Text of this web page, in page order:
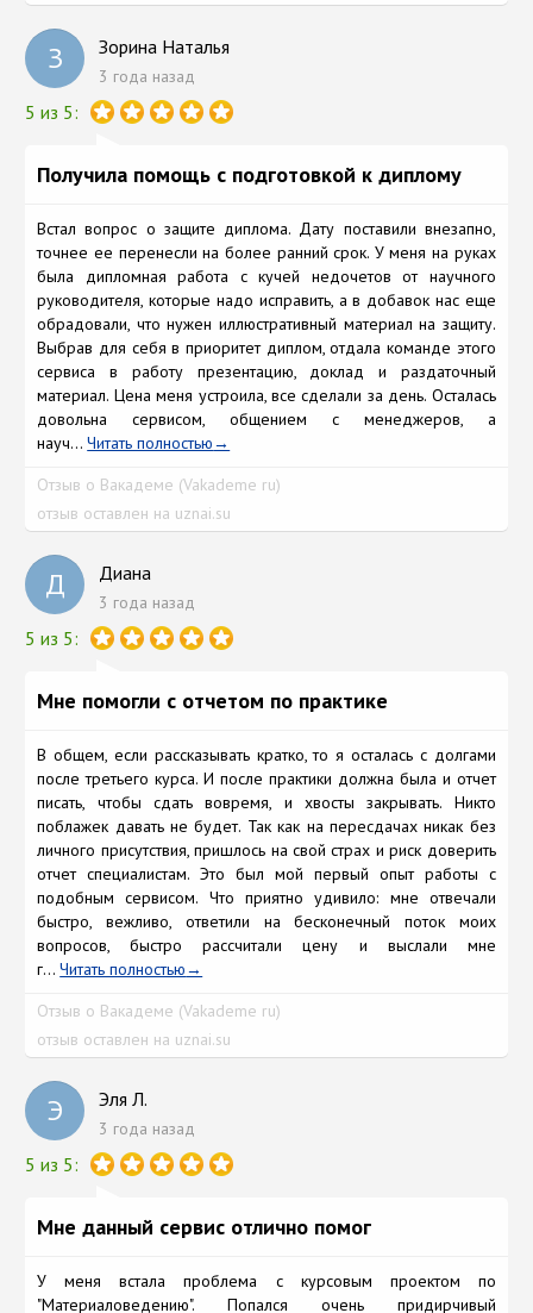
З Зорина Наталья
3 года назад
5 из 5:
Получила помощь с подготовкой к диплому
Встал вопрос о защите диплома. Дату поставили внезапно,
точнее ее перенесли на более ранний срок. У меня на руках
была дипломная работа с кучей недочетов от научного
руководителя, которые надо исправить, а в добавок нас еще
обрадовали, что нужен иллюстративный материал на защиту.
Выбрав для себя в приоритет диплом, отдала команде этого
сервиса в работу презентацию, доклад и раздаточный
материал. Цена меня устроила, все сделали за день. Осталась
довольна сервисом, общением с менеджеров, а
науч...Читать полностью
Отзыв о Вакадеме (Vakademe ru)
отзыв оставлен на uznai.su
Д Диана
3 года назад
5 из 5:
Мне помогли с отчетом по практике
В общем, если рассказывать кратко, то я осталась с долгами
после третьего курса. И после практики должна была и отчет
писать, чтобы сдать вовремя, и хвосты закрывать. Никто
поблажек давать не будет. Так как на пересдачах никак без
личного присутствия, пришлось на свой страх и риск доверить
отчет специалистам. Это был мой первый опыт работы с
подобным сервисом. Что приятно удивило: мне отвечали
быстро, вежливо, ответили на бесконечный поток моих
вопросов, быстро рассчитали цену и выслали мне
г...Читать полностью
Отзыв о Вакадеме (Vakademe ru)
отзыв оставлен на uznai.su
Э Эля Л.
3 года назад
5 из 5:
Мне данный сервис отлично помог
У меня встала проблема с курсовым проектом по
"Материаловедению". Попался очень придирчивый